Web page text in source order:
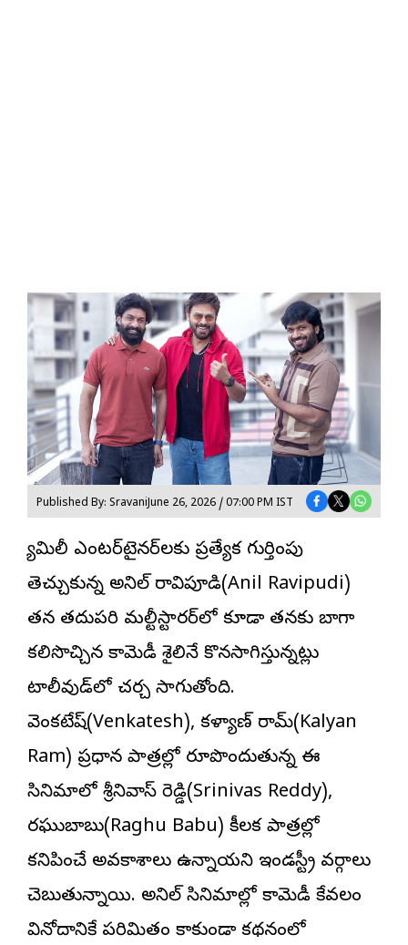
Published By: SravaniJune 26, 2026 / 07:00 PM IST
ఫ్యామిలీ ఎంటర్‌టైనర్‌లకు ప్రత్యేక గుర్తింపు
తెచ్చుకున్న అనిల్ రావిపూడి(Anil Ravipudi)
తన తదుపరి మల్టీస్టారర్‌లో కూడా తనకు బాగా
కలిసొచ్చిన కామెడీ శైలినే కొనసాగిస్తున్నట్లు
టాలీవుడ్‌లో చర్చ సాగుతోంది.
వెంకటేష్(Venkatesh), కళ్యాణ్ రామ్(Kalyan
Ram) ప్రధాన పాత్రల్లో రూపొందుతున్న ఈ
సినిమాలో శ్రీనివాస్ రెడ్డి(Srinivas Reddy),
రఘుబాబు(Raghu Babu) కీలక పాత్రల్లో
కనిపించే అవకాశాలు ఉన్నాయని ఇండస్ట్రీ వర్గాలు
చెబుతున్నాయి. అనిల్ సినిమాల్లో కామెడీ కేవలం
వినోదానికే పరిమితం కాకుండా కథనంలో